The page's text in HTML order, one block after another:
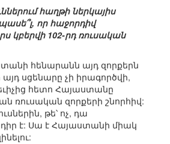
հաղթի ներկայիս
որ հաջորդիվ
կբերվի 102-րդ ռուսական
հենարանն այդ զորքերն
այդ սցենարը չի իրագործվի,
հետո Հայաստանը
ռուսական զորքերի շնորհիվ:
թե՝ ոչ, դա
է: Սա է Հայաստանի միակ